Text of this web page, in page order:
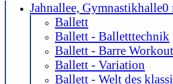
Jahnallee, Gymnastikhalle0
Ballett
Ballett - Balletttechnik
Ballett - Barre Workout
Ballett - Variation
Ballett - Welt des